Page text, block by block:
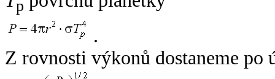
p
.
Z rovnosti výkonů dostaneme po